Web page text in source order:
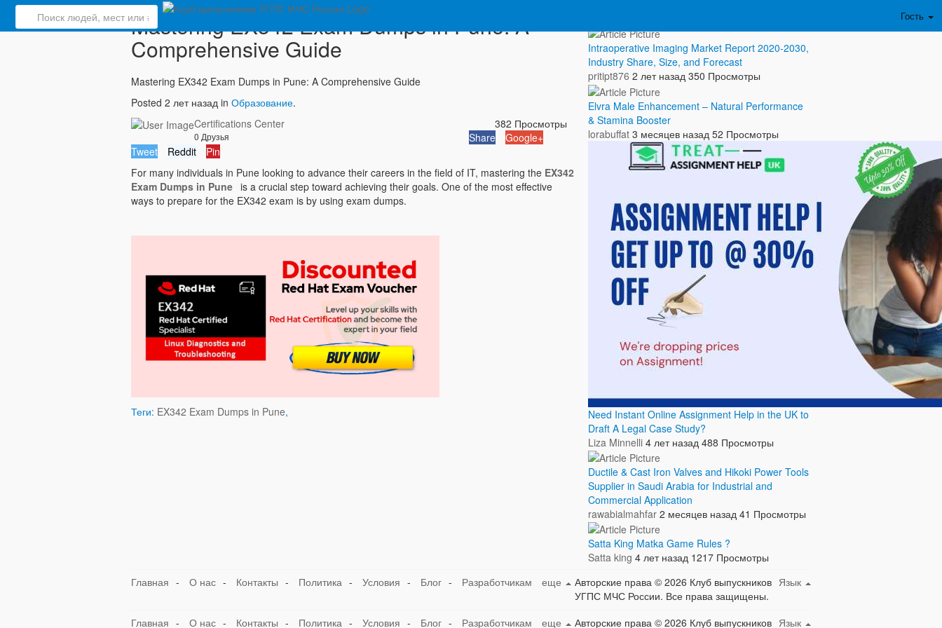
Гость
Mastering EX342 Exam Dumps in Pune: A
Comprehensive Guide
Mastering EX342 Exam Dumps in Pune: A Comprehensive Guide
Posted 2 лет назад in Образование.
Certifications Center
0 Друзья
382 Просмотры
Share
Google+
Tweet
Reddit
Pin
For many individuals in Pune looking to advance their careers in the field of IT, mastering the EX342
Exam Dumps in Pune is a crucial step toward achieving their goals. One of the most effective
ways to prepare for the EX342 exam is by using exam dumps.
Теги: EX342 Exam Dumps in Pune,
Intraoperative Imaging Market Report 2020-2030,
Industry Share, Size, and Forecast
pritipt876 2 лет назад 350 Просмотры
Elvra Male Enhancement – Natural Performance
& Stamina Booster
lorabuffat 3 месяцев назад 52 Просмотры
Need Instant Online Assignment Help in the UK to
Draft A Legal Case Study?
Liza Minnelli 4 лет назад 488 Просмотры
Ductile & Cast Iron Valves and Hikoki Power Tools
Supplier in Saudi Arabia for Industrial and
Commercial Application
rawabialmahfar 2 месяцев назад 41 Просмотры
Satta King Matka Game Rules ?
Satta king 4 лет назад 1217 Просмотры
Главная - О нас - Контакты - Политика - Условия - Блог - Разработчикам еще Язык
Авторские права © 2026 Клуб выпускников
УГПС МЧС России. Все права защищены.
Главная - О нас - Контакты - Политика - Условия - Блог - Разработчикам еще Язык
Авторские права © 2026 Клуб выпускников